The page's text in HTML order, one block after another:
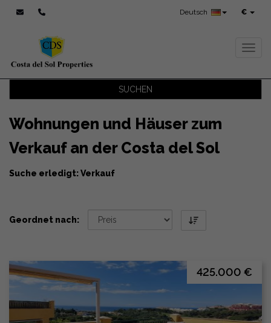
€
Deutsch
SUCHEN
Wohnungen und Häuser zum
Verkauf an der Costa del Sol
Suche erledigt: Verkauf
Geordnet nach:
425.000 €